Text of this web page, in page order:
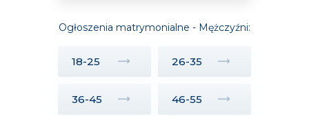
Ogłoszenia matrymonialne - Mężczyźni:
18-25 26-35
36-45 46-55